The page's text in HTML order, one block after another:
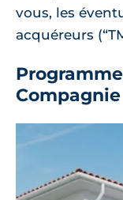
vous, les
acquéreurs